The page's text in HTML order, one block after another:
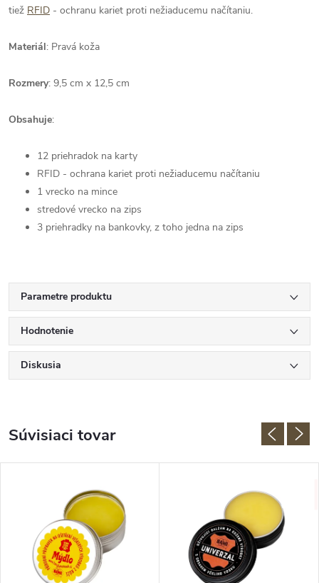
tiež RFID - ochranu kariet proti nežiaducemu načítaniu.
Materiál: Pravá koža
Rozmery: 9,5 cm x 12,5 cm
Obsahuje:
12 priehradok na karty
RFID - ochrana kariet proti nežiaducemu načítaniu
1 vrecko na mince
stredové vrecko na zips
3 priehradky na bankovky, z toho jedna na zips
Parametre produktu
Hodnotenie
Diskusia
Súvisiaci tovar